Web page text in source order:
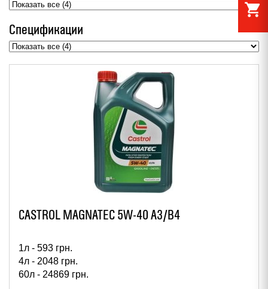
Спецификации
CASTROL MAGNATEC 5W-40 A3/B4
1л - 593 грн.
4л - 2048 грн.
60л - 24869 грн.
shopping_cart